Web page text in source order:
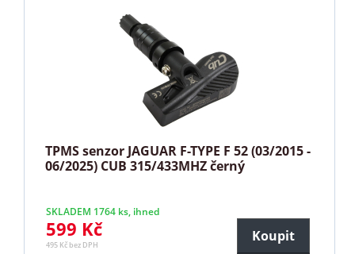
TPMS senzor JAGUAR F-TYPE F 52 (03/2015 -
06/2025) CUB 315/433MHZ černý
SKLADEM 1764 ks, ihned
599 Kč
495 Kč bez DPH
Koupit